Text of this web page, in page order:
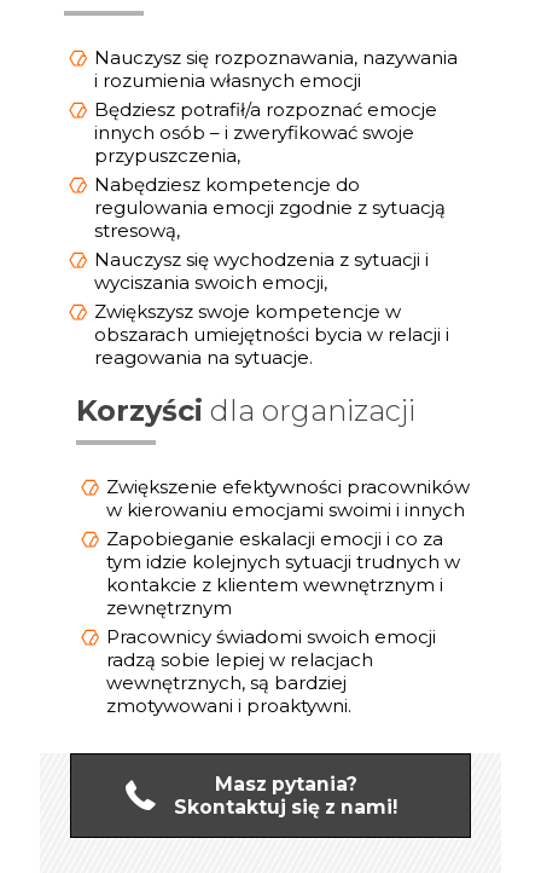
Nauczysz się rozpoznawania, nazywania
i rozumienia własnych emocji
Będziesz potrafił/a rozpoznać emocje
innych osób – i zweryfikować swoje
przypuszczenia,
Nabędziesz kompetencje do
regulowania emocji zgodnie z sytuacją
stresową,
Nauczysz się wychodzenia z sytuacji i
wyciszania swoich emocji,
Zwiększysz swoje kompetencje w
obszarach umiejętności bycia w relacji i
reagowania na sytuacje.
Korzyści dla organizacji
Zwiększenie efektywności pracowników
w kierowaniu emocjami swoimi i innych
Zapobieganie eskalacji emocji i co za
tym idzie kolejnych sytuacji trudnych w
kontakcie z klientem wewnętrznym i
zewnętrznym
Pracownicy świadomi swoich emocji
radzą sobie lepiej w relacjach
wewnętrznych, są bardziej
zmotywowani i proaktywni.
Masz pytania?
Skontaktuj się z nami!